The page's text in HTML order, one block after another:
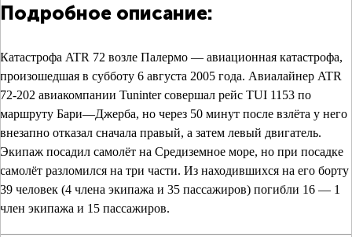
Подробное описание:
Катастрофа ATR 72 возле Палермо — авиационная катастрофа,
произошедшая в субботу 6 августа 2005 года. Авиалайнер ATR
72-202 авиакомпании Tuninter совершал рейс TUI 1153 по
маршруту Бари—Джерба, но через 50 минут после взлёта у него
внезапно отказал сначала правый, а затем левый двигатель.
Экипаж посадил самолёт на Средиземное море, но при посадке
самолёт разломился на три части. Из находившихся на его борту
39 человек (4 члена экипажа и 35 пассажиров) погибли 16 — 1
член экипажа и 15 пассажиров.